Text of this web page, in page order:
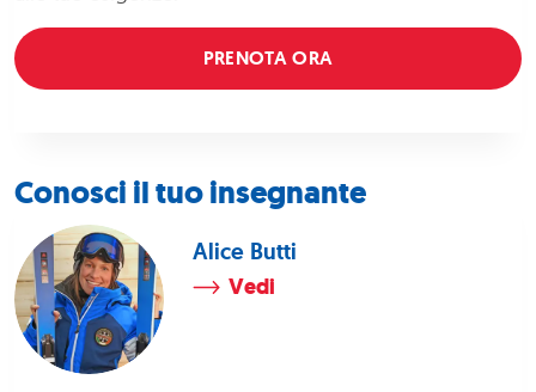
PRENOTA ORA
Conosci il tuo insegnante
Alice Butti
Vedi